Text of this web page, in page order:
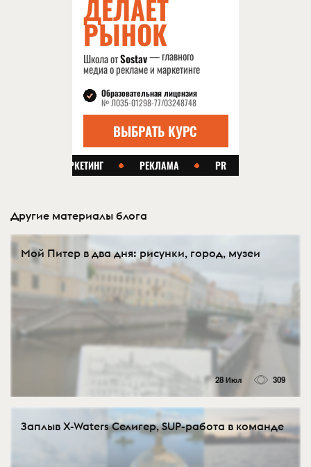
Другие материалы блога
Мой Питер в два дня: рисунки, город, музеи
28 Июл 309
Заплыв X-Waters Селигер, SUP-работа в команде